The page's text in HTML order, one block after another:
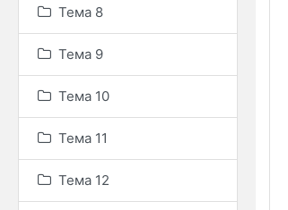
Тема 8
Тема 9
Тема 10
Тема 11
Тема 12